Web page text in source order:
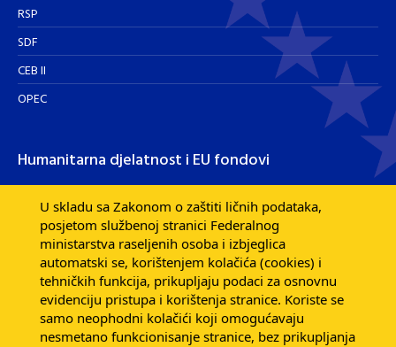
RSP
SDF
CEB II
OPEC
Humanitarna djelatnost i EU fondovi
Humanitarna djelatnost
Razvojna pomoć EU fondova
Dijaspora
U skladu sa Zakonom o zaštiti ličnih podataka,
posjetom službenoj stranici Federalnog
ministarstva raseljenih osoba i izbjeglica
automatski se, korištenjem kolačića (cookies) i
tehničkih funkcija, prikupljaju podaci za osnovnu
evidenciju pristupa i korištenja stranice. Koriste se
samo neophodni kolačići koji omogućavaju
nesmetano funkcionisanje stranice, bez prikupljanja